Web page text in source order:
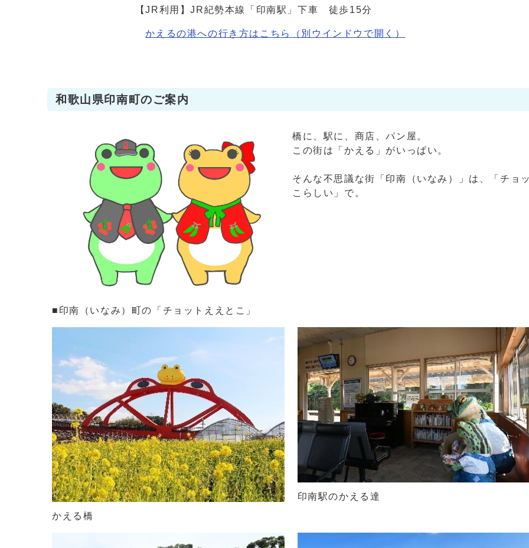
【JR利用】JR紀勢本線「印南駅」下車 徒歩15分
かえるの港への行き方はこちら （別ウインドウで開く）
和歌山県印南町のご案内
橋に、駅に、商店、パン屋。
この街は「かえる」がいっぱい。
そんな不思議な街「印南（いなみ）」は、「チョ
こらしい」で。
■印南（いなみ）町の「チョットええとこ」
かえる橋
印南駅のかえる達